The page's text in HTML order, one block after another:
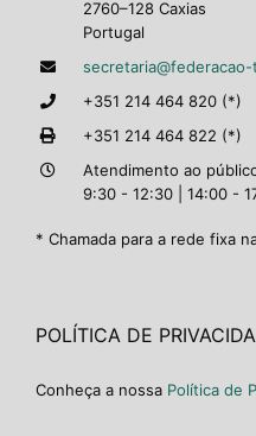
2760–128 Caxias
Portugal
+351 214 464 820 (*)
+351 214 464 822 (*)
Atendimento ao
9:30 - 12:30 | 14:00 -
* Chamada para a rede fixa
POLÍTICA DE
Conheça a nossa Política de